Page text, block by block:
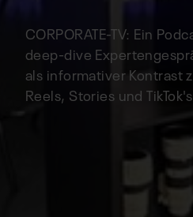
CORPORATE-TV: Ein
deep-dive
als informativer Kontrast
Reels, Stories und